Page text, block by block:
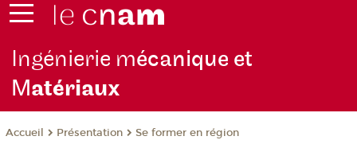
Ingénierie mécanique et
Matériaux
Accueil Présentation Se former en région